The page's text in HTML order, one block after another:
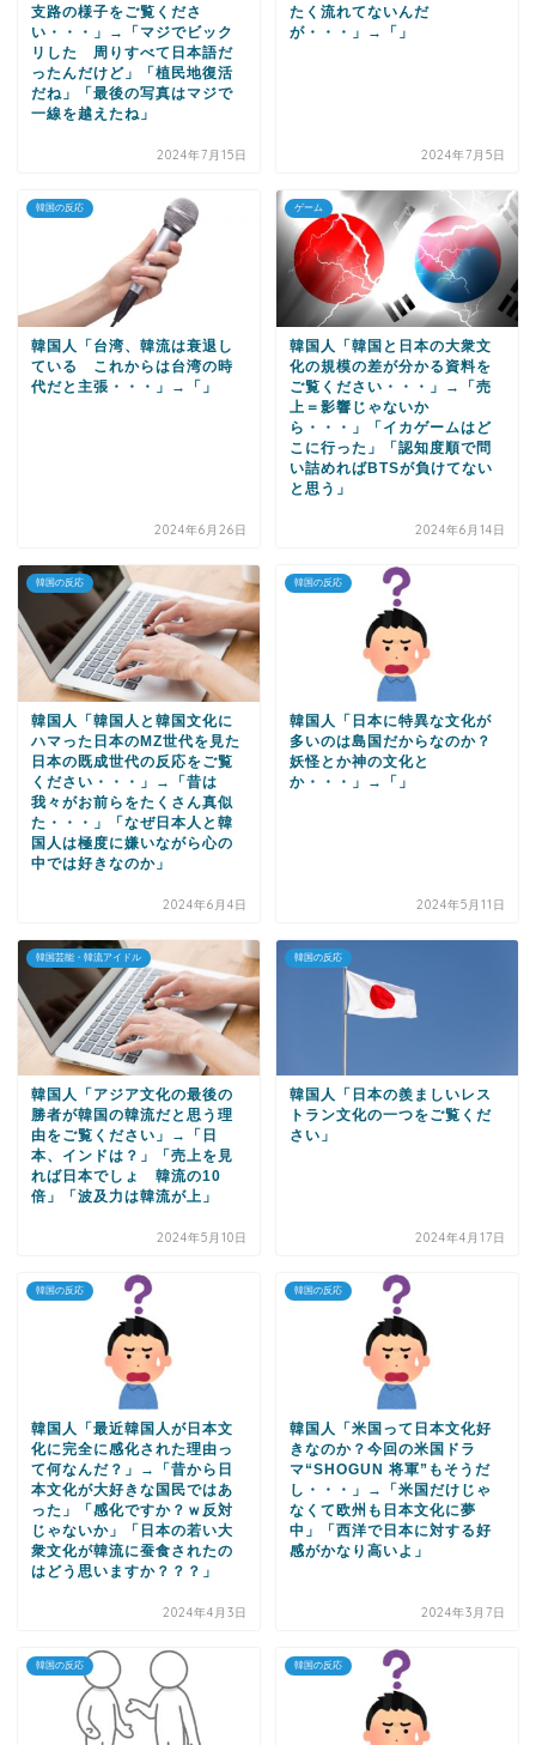
支路の様子をご覧くださ
い・・・」→「マジでビック
リした 周りすべて日本語だ
ったんだけど」「植民地復活
だね」「最後の写真はマジで
一線を越えたね」
2024年7月15日
たく流れてないんだ
が・・・」→「」
2024年7月5日
韓国の反応
韓国人「台湾、韓流は衰退し
ている これからは台湾の時
代だと主張・・・」→「」
2024年6月26日
ゲーム
韓国人「韓国と日本の大衆文
化の規模の差が分かる資料を
ご覧ください・・・」→「売
上＝影響じゃないか
ら・・・」「イカゲームはど
こに行った」「認知度順で問
い詰めればBTSが負けてない
と思う」
2024年6月14日
韓国の反応
韓国人「韓国人と韓国文化に
ハマった日本のMZ世代を見た
日本の既成世代の反応をご覧
ください・・・」→「昔は
我々がお前らをたくさん真似
た・・・」「なぜ日本人と韓
国人は極度に嫌いながら心の
中では好きなのか」
2024年6月4日
韓国の反応
韓国人「日本に特異な文化が
多いのは島国だからなのか？
妖怪とか神の文化と
か・・・」→「」
2024年5月11日
韓国芸能・韓流アイドル
韓国人「アジア文化の最後の
勝者が韓国の韓流だと思う理
由をご覧ください」→「日
本、インドは？」「売上を見
れば日本でしょ 韓流の10
倍」「波及力は韓流が上」
2024年5月10日
韓国の反応
韓国人「日本の羨ましいレス
トラン文化の一つをご覧くだ
さい」
2024年4月17日
韓国の反応
韓国人「最近韓国人が日本文
化に完全に感化された理由っ
て何なんだ？」→「昔から日
本文化が大好きな国民ではあ
った」「感化ですか？ｗ反対
じゃないか」「日本の若い大
衆文化が韓流に蚕食されたの
はどう思いますか？？？」
2024年4月3日
韓国の反応
韓国人「米国って日本文化好
きなのか？今回の米国ドラ
マ“SHOGUN 将軍”もそうだ
し・・・」→「米国だけじゃ
なくて欧州も日本文化に夢
中」「西洋で日本に対する好
感がかなり高いよ」
2024年3月7日
韓国の反応 韓国の反応